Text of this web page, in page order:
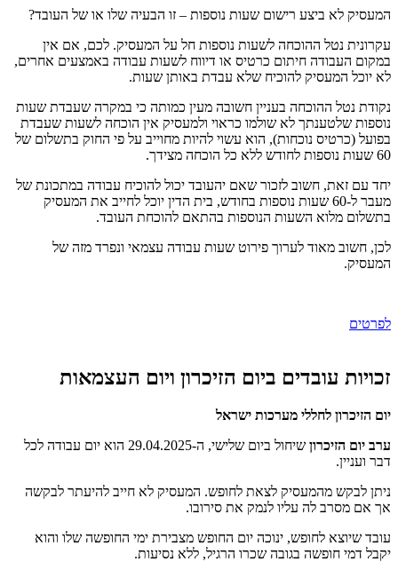
המעסיק לא ביצע רישום שעות נוספות – זו הבעיה שלו או של העובד?
עקרונית נטל ההוכחה לשעות נוספות חל על המעסיק. לכם, אם אין
במקום העבודה חיתום כרטיס או דיווח לשעות עבודה באמצעים אחרים,
לא יוכל המעסיק להוכיח שלא עבדת באותן שעות.
נקודת נטל ההוכחה בעניין חשובה מעין כמותה כי במקרה שעבדת שעות
נוספות שלטענתך לא שולמו כראוי ולמעסיק אין הוכחה לשעות שעבדת
בפועל (כרטיס נוכחות), הוא עשוי להיות מחוייב על פי החוק בתשלום של
60 שעות נוספות לחודש ללא כל הוכחה מצידך.
יחד עם זאת, חשוב לזכור שאם יהעובד יכול להוכיח עבודה במתכונת של
מעבר ל-60 שעות נוספות בחודש, בית הדין יוכל לחייב את המעסיק
בתשלום מלוא השעות הנוספות בהתאם להוכחת העובד.
לכן, חשוב מאוד לערוך פירוט שעות עבודה עצמאי ונפרד מזה של
המעסיק.
לפרטים
זכויות עובדים ביום הזיכרון ויום העצמאות
יום הזיכרון לחללי מערכות ישראל
ערב יום הזיכרון
שיחול ביום שלישי, ה-29.04.2025 הוא יום עבודה לכל
דבר ועניין.
ניתן לבקש מהמעסיק לצאת לחופש. המעסיק לא חייב להיעתר לבקשה
אך אם מסרב לה עליו לנמק את סירובו.
עובד שיוצא לחופש, ינוכה יום החופש מצבירת ימי החופשה שלו והוא
יקבל דמי חופשה בגובה שכרו הרגיל, ללא נסיעות.